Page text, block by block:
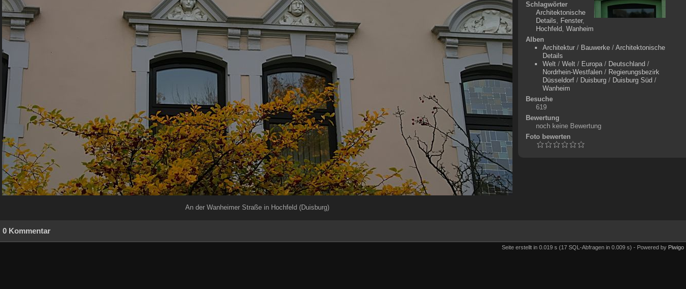
An der Wanheimer Straße in Hochfeld (Duisburg)
Schlagwörter
Architektonische
Details, Fenster,
Hochfeld, Wanheim
Alben
Architektur/ Bauwerke/ Architektonische
Details
Welt/ Welt/ Europa/ Deutschland /
Nordrhein-Westfalen/ Regierungsbezirk
Düsseldorf/ Duisburg/ Duisburg Süd /
Wanheim
Besuche
619
Bewertung
noch keine Bewertung
Foto bewerten
0 Kommentar
Seite erstellt in 0.019 s (17 SQL-Abfragen in 0.009 s) - Powered by Piwigo